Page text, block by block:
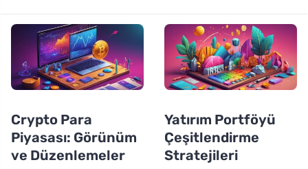
Crypto Para
Piyasası: Görünüm
ve Düzenlemeler
Yatırım Portföyü
Çeşitlendirme
Stratejileri